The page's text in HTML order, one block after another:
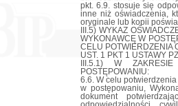
pkt. 6.9. stosuje się
inne niż oświadczenia,
oryginale lub kopii
III.5) WYKAZ
WYKONAWCĘ W
CELU POTWIERDZENIA
UST. 1 PKT 1 USTAWY
III.5.1) W
POSTĘPOWANIU:
6.6. W celu
w postępowaniu,
dokument